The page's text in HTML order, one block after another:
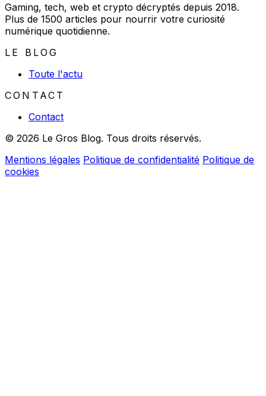
Gaming, tech, web et crypto décryptés depuis 2018.
Plus de 1500 articles pour nourrir votre curiosité
numérique quotidienne.
LE BLOG
Toute l'actu
CONTACT
Contact
© 2026 Le Gros Blog. Tous droits réservés.
Mentions légales Politique de confidentialité Politique de
cookies